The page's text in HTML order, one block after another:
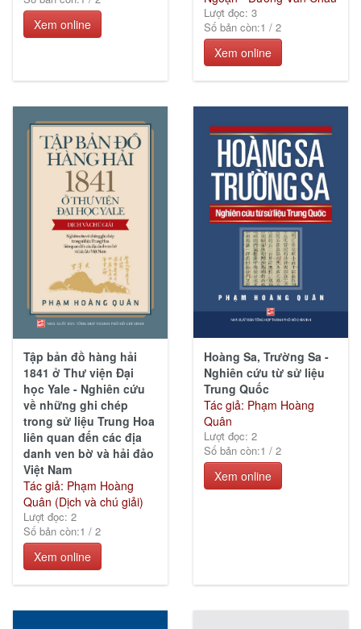
Xem online
Lượt đọc: 3
Số bản còn:1 /2
Xem online
Tập bản đồ hàng hải
1841 ở Thư viện Đại
học Yale - Nghiên cứu
về những ghi chép
trong sử liệu Trung Hoa
liên quan đến các địa
danh ven bờ và hải đảo
Việt Nam
Tác giả: Phạm Hoàng
Quân (Dịch và chú giải)
Lượt đọc: 2
Số bản còn:1 /2
Xem online
Hoàng Sa, Trường Sa -
Nghiên cứu từ sử liệu
Trung Quốc
Tác giả: Phạm Hoàng
Quân
Lượt đọc: 2
Số bản còn:1 /2
Xem online